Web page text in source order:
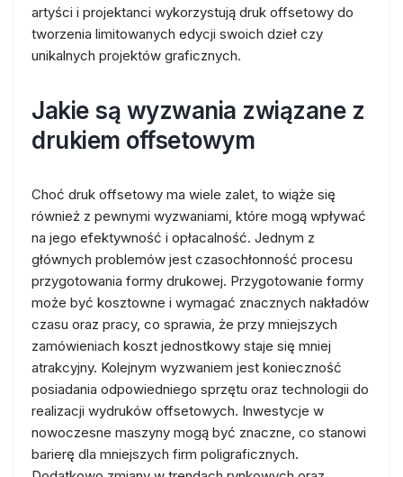
artyści i projektanci wykorzystują druk offsetowy do
tworzenia limitowanych edycji swoich dzieł czy
unikalnych projektów graficznych.
Jakie są wyzwania związane z
drukiem offsetowym
Choć druk offsetowy ma wiele zalet, to wiąże się
również z pewnymi wyzwaniami, które mogą wpływać
na jego efektywność i opłacalność. Jednym z
głównych problemów jest czasochłonność procesu
przygotowania formy drukowej. Przygotowanie formy
może być kosztowne i wymagać znacznych nakładów
czasu oraz pracy, co sprawia, że przy mniejszych
zamówieniach koszt jednostkowy staje się mniej
atrakcyjny. Kolejnym wyzwaniem jest konieczność
posiadania odpowiedniego sprzętu oraz technologii do
realizacji wydruków offsetowych. Inwestycje w
nowoczesne maszyny mogą być znaczne, co stanowi
barierę dla mniejszych firm poligraficznych.